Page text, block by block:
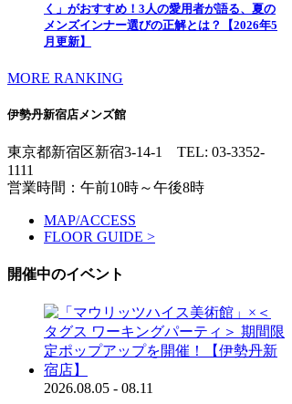
く」がおすすめ！3人の愛用者が語る、夏の
メンズインナー選びの正解とは？【2026年5
月更新】
MORE RANKING
伊勢丹新宿店メンズ館
東京都新宿区新宿3-14-1 TEL: 03-3352-
1111
営業時間：午前10時～午後8時
MAP/ACCESS
FLOOR GUIDE >
開催中のイベント
2026.08.05 - 08.11